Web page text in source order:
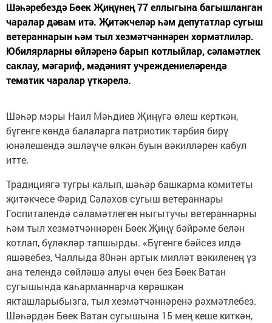
Шәһәребездә Бөек Җиңүнең 77 еллыгына багышланган
чаралар дәвам итә. Җитәкчеләр һәм депутатлар сугыш
ветераннарын һәм тыл хезмәтчәннәрен хөрмәтлиләр.
Юбилярларны өйләренә барып котлыйлар, сәламәтлек
саклау, мәгариф, мәдәният учреждениеләрендә
тематик чаралар үткәрелә.
Шәһәр мэры Наил Мәһдиев Җиңүгә өлеш керткән,
бүгенге көндә балаларга патриотик тәрбия бирү
юнәлешендә эшләүче өлкән буын вәкилләрен кабул
итте.
Традициягә тугры калып, шәһәр башкарма комитеты
җитәкчесе Фәрид Сәләхов сугыш ветераннары
Госпиталендә сәламәтлеген ныгытучы ветераннарны
һәм тыл хезмәтчәннәрен Бөек Җиңү бәйрәме белән
котлап, бүләкләр тапшырды. «Бүгенге бәйсез илдә
яшәвебез, Чаллыда 80нән артык милләт вәкиленең үз
ана телендә сөйләшә алуы өчен без Бөек Ватан
сугышында каһарманнарча көрәшкән
якташларыбызга, тыл хезмәтчәннәренә рәхмәтлебез.
Шәһәрдән Бөек Ватан сугышына 15 мең кеше киткән,